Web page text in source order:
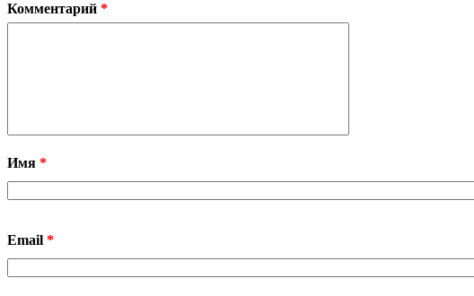
Комментарий *
Имя *
Email *